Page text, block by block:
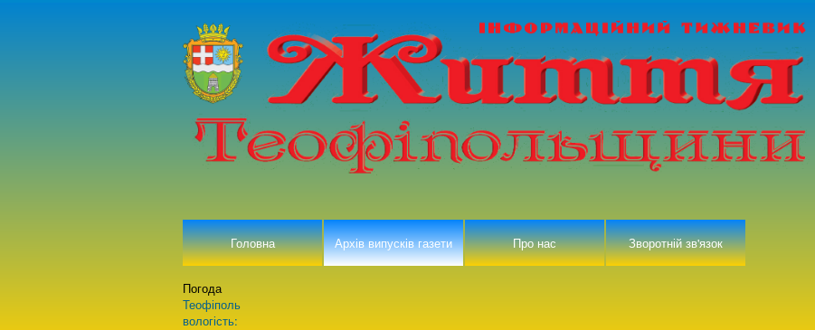
Головна Архів випусків газети Про нас Зворотній зв'язок
Погода
Теофіполь
вологість: